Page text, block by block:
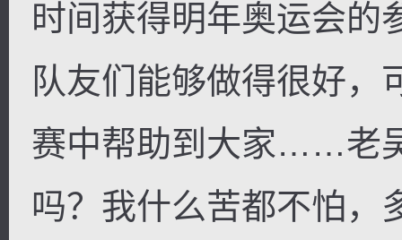
时间获得明年奥运会的
队友们能够做得很好
赛中帮助到大家……老
吗？我什么苦都不怕，